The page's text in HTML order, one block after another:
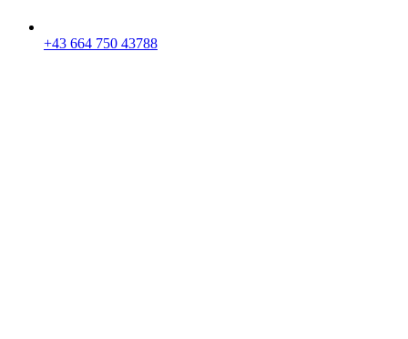
+43 664 750 43788